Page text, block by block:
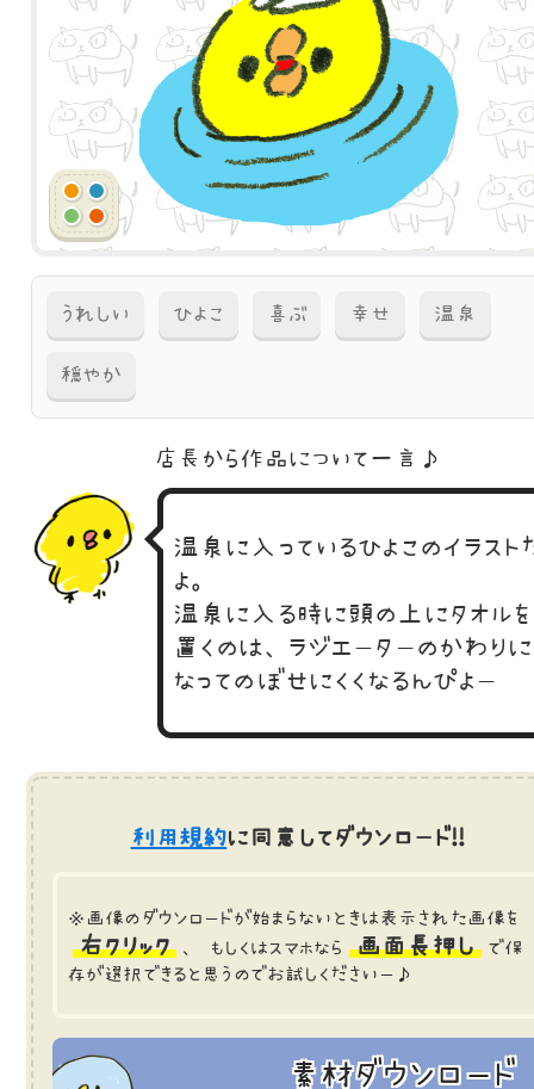
うれしい ひよこ 喜ぶ 幸せ 温泉
穏やか
店長から作品に ついて一言♪
温泉に入っているひよこのイラスト
よ。
温泉に入る時に頭の上にタオルを
置くのは、ラジエーターのかわりに
なってのぼせにくくなるんぴよー
利用規約に同意してダウンロード!!
※画像のダウンロードが始まらないときは表示された画像を
右クリック 、 もしくはスマホなら 画面長押し
で保
存が選択できると思うのでお試しくださいー♪
素材ダウンロード